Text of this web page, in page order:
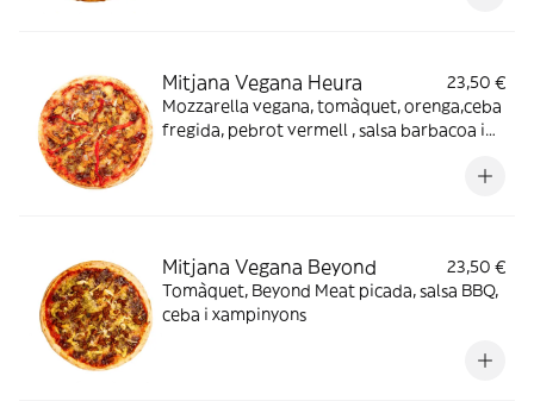
Mitjana Vegana Heura
23,50 €
Mozzarella vegana, tomàquet, orenga,ceba
fregida, pebrot vermell , salsa barbacoa i
Mitjana Vegana Beyond
23,50 €
Tomàquet, Beyond Meat picada, salsa BBQ,
ceba i xampinyons